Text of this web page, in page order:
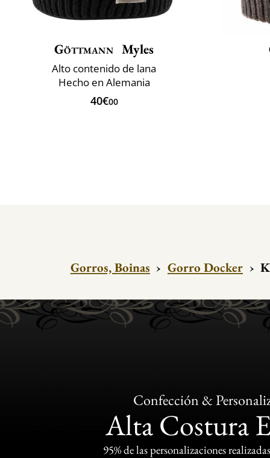
Göttmann Myles
Alto contenido de lana
Hecho en Alemania
40€00
Gorros, Boinas › Gorro Docker ›
Confección &
Alta Costura
95% de las personalizaciones